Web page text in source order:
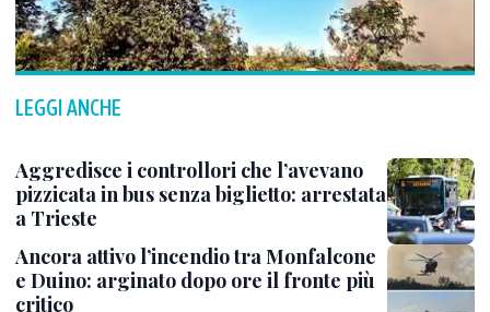
LEGGI ANCHE
Aggredisce i controllori che l’avevano
pizzicata in bus senza biglietto: arrestata
a Trieste
Ancora attivo l’incendio tra Monfalcone
e Duino: arginato dopo ore il fronte più
critico